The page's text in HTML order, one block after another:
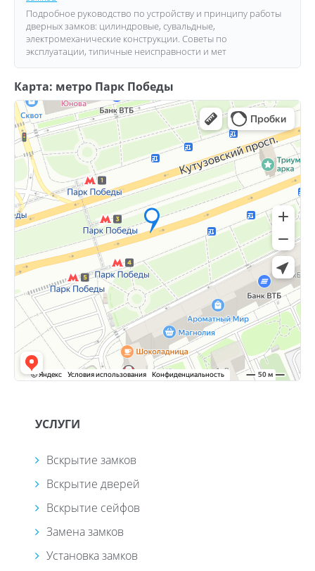
Подробное руководство по устройству и принципу работы
дверных замков: цилиндровые, сувальдные,
электромеханические конструкции. Советы по
эксплуатации, типичные неисправности и мет
Карта: метро Парк Победы
УСЛУГИ
Вскрытие замков
Вскрытие дверей
Вскрытие сейфов
Замена замков
Установка замков